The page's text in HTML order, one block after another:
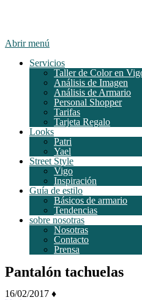
Abrir menú
Servicios
Taller de Color en
Análisis de Imagen
Análisis de Armario
Personal Shopper
Tarifas
Tarjeta Regalo
Looks
Patri
Yael
Street Style
Vigo
Inspiración
Guía de estilo
Básicos de armario
Tendencias
sobre nosotras
Nosotras
Contacto
Prensa
Pantalón tachuelas
16/02/2017 ♦